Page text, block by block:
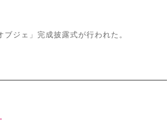
ジェ」完成披露式が行われた。